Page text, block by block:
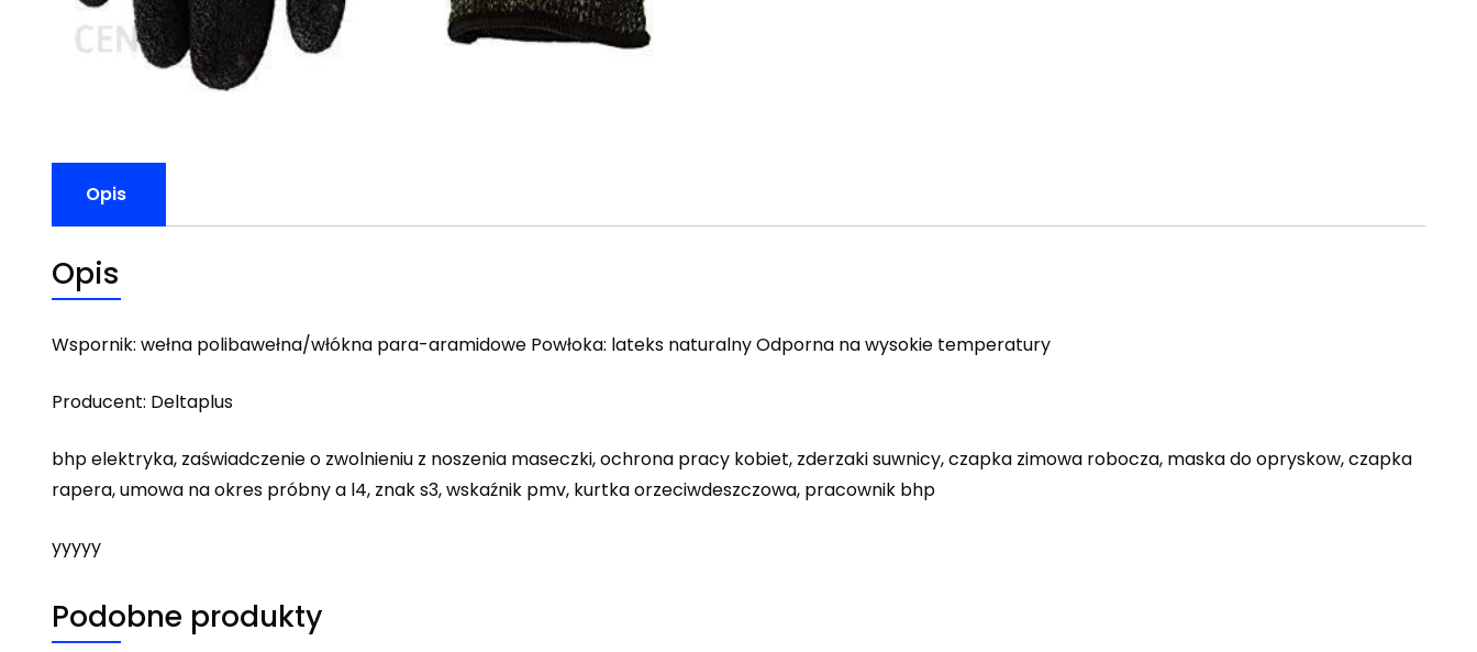
Opis
Opis
Wspornik: wełna polibawełna/włókna para-aramidowe Powłoka: lateks naturalny Odporna na wysokie temperatury
Producent: Deltaplus
bhp elektryka, zaświadczenie o zwolnieniu z noszenia maseczki, ochrona pracy kobiet, zderzaki suwnicy, czapka zimowa robocza, maska do opryskow, czapka
rapera, umowa na okres próbny a l4, znak s3, wskaźnik pmv, kurtka orzeciwdeszczowa, pracownik bhp
yyyyy
Podobne produkty